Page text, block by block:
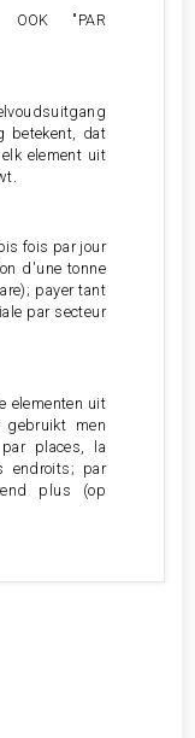
OOK "PAR
betekent, dat
element uit
fois par jour
d'une tonne
payer tant
par secteur
elementen uit
gebruikt men
places, la
endroits; par
plus (op